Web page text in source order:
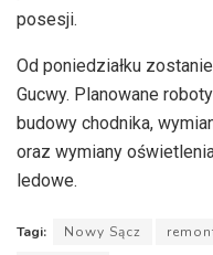
posesji.
Od poniedziałku
Gucwy. Planowane
budowy chodnika,
oraz wymiany
ledowe.
Tagi: Nowy Sącz